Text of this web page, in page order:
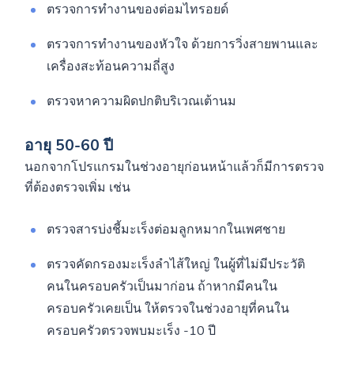
ตรวจการทำงานของต่อมไทรอยด์
ตรวจการทำงานของหัวใจ ด้วยการวิ่งสายพานและ
เครื่องสะท้อนความถี่สูง
ตรวจหาความผิดปกติบริเวณเต้านม
อายุ 50-60 ปี
นอกจากโปรแกรมในช่วงอายุก่อนหน้าแล้วก็มีการตรวจ
ที่ต้องตรวจเพิ่ม เช่น
ตรวจสารบ่งชี้มะเร็งต่อมลูกหมากในเพศชาย
ตรวจคัดกรองมะเร็งลำไส้ใหญ่ ในผู้ที่ไม่มีประวัติ
คนในครอบครัวเป็นมาก่อน ถ้าหากมีคนใน
ครอบครัวเคยเป็น ให้ตรวจในช่วงอายุที่คนใน
ครอบครัวตรวจพบมะเร็ง -10 ปี